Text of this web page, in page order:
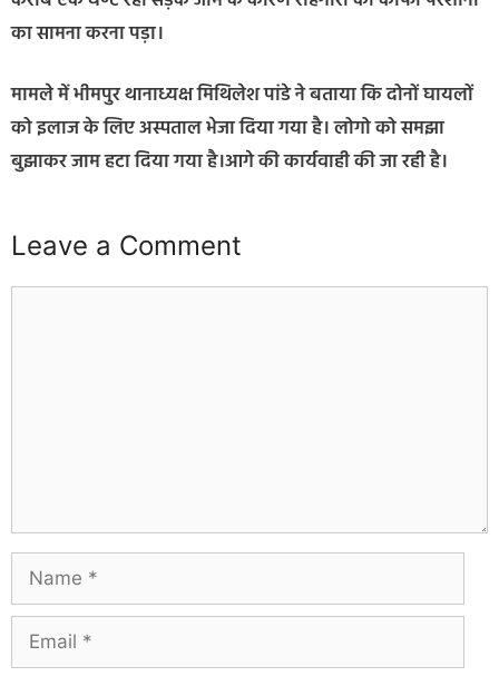
का सामना करना पड़ा।
मामले में भीमपुर थानाध्यक्ष मिथिलेश पांडे ने बताया कि दोनों घायलों
को इलाज के लिए अस्पताल भेजा दिया गया है। लोगो को समझा
बुझाकर जाम हटा दिया गया है।आगे की कार्यवाही की जा रही है।
Leave a Comment